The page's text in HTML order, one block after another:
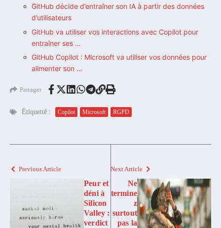
GitHub décide d’entraîner son IA à partir des données
d’utilisateurs
GitHub va utiliser vos interactions avec Copilot pour
entraîner ses …
GitHub Copilot : Microsoft va utiliser vos données pour
alimenter son …
Partager
Étiquetté : Copilot Microsoft RGPD
Previous Article
Peur et
déni à
Silicon
Valley :
verdict
Next Article
Ne
termine
z
surtout
pas la